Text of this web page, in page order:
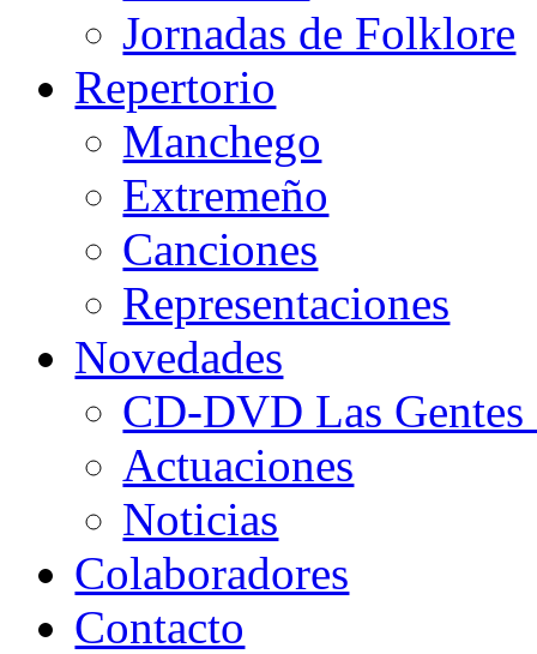
Jornadas de Folklore
Repertorio
Manchego
Extremeño
Canciones
Representaciones
Novedades
CD-DVD Las Gentes
Actuaciones
Noticias
Colaboradores
Contacto